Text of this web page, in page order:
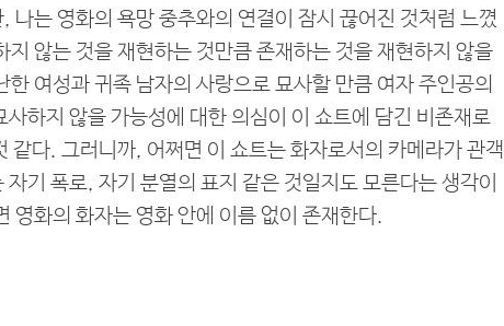
나는 영화의 욕망 중추와의 연결이 잠시 끊어진 것처럼 느꼈
지 않는 것을 재현하는 것만큼 존재하는 것을 재현하지 않을
한 여성과 귀족 남자의 사랑으로 묘사할 만큼 여자 주인공의
사하지 않을 가능성에 대한 의심이 이 쇼트에 담긴 비존재로
같다. 그러니까, 어쩌면 이 쇼트는 화자로서의 카메라가 관객
기 폭로, 자기 분열의 표지 같은 것일지도 모른다는 생각이
영화의 화자는 영화 안에 이름 없이 존재한다.